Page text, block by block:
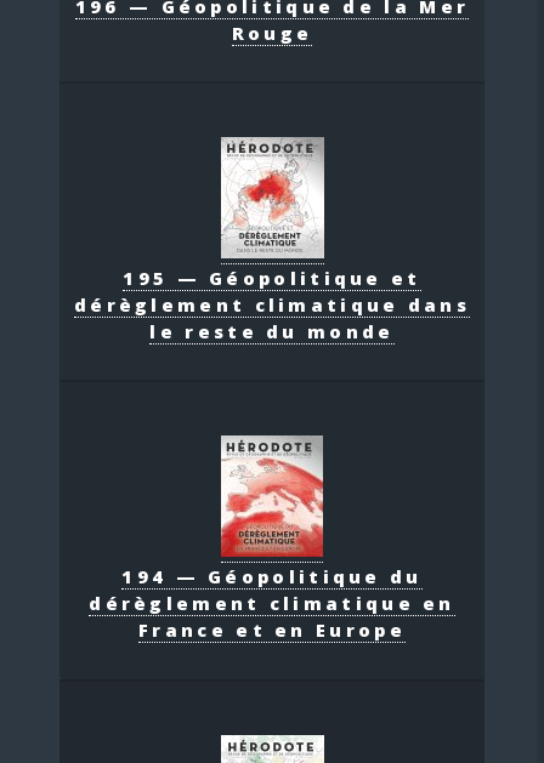
196 — Géopolitique de la Mer
Rouge
195 — Géopolitique et
dérèglement climatique dans
le reste du monde
194 — Géopolitique du
dérèglement climatique en
France et en Europe